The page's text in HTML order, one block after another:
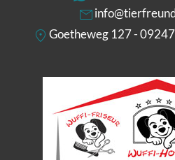
Goetheweg 127 -